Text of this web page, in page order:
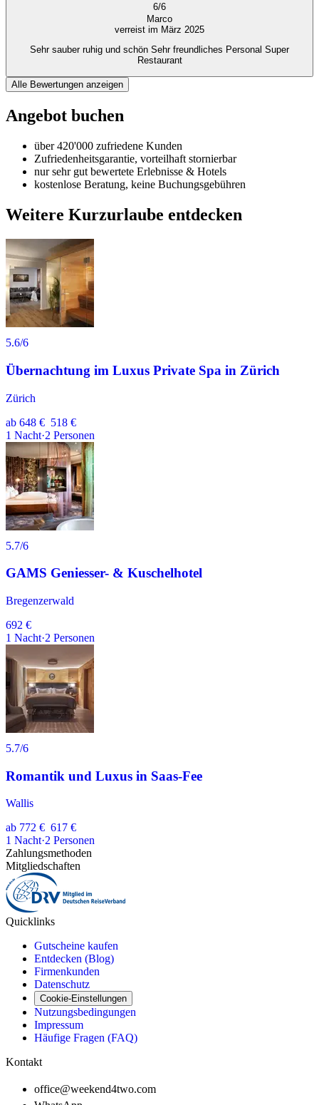
6/6
Marco
verreist im März 2025
Sehr sauber ruhig und schön Sehr freundliches Personal Super
Restaurant
Alle Bewertungen anzeigen
Angebot buchen
über 420'000 zufriedene Kunden
Zufriedenheitsgarantie, vorteilhaft stornierbar
nur sehr gut bewertete Erlebnisse & Hotels
kostenlose Beratung, keine Buchungsgebühren
Weitere Kurzurlaube entdecken
5.6/6
Übernachtung im Luxus Private Spa in Zürich
Zürich
ab 648 € 518 €
1 Nacht·2 Personen
5.7/6
GAMS Geniesser- & Kuschelhotel
Bregenzerwald
692 €
1 Nacht·2 Personen
5.7/6
Romantik und Luxus in Saas-Fee
Wallis
ab 772 € 617 €
1 Nacht·2 Personen
Zahlungsmethoden
Mitgliedschaften
Quicklinks
Gutscheine kaufen
Entdecken (Blog)
Firmenkunden
Datenschutz
Cookie-Einstellungen
Nutzungsbedingungen
Impressum
Häufige Fragen (FAQ)
Kontakt
office@weekend4two.com